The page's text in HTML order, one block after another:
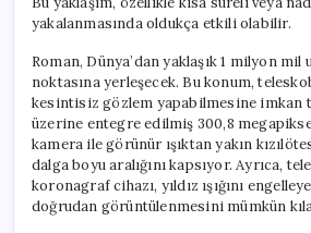
yakalanmasında oldukça etkili olabilir.
Roman, Dünya’dan yaklaşık 1 milyon
noktasına yerleşecek. Bu konum,
kesintisiz gözlem yapabilmesine imkan
üzerine entegre edilmiş 300,8
kamera ile görünür ışıktan yakın
dalga boyu aralığını kapsıyor. Ayrıca,
koronagraf cihazı, yıldız ışığını
doğrudan görüntülenmesini mümkün